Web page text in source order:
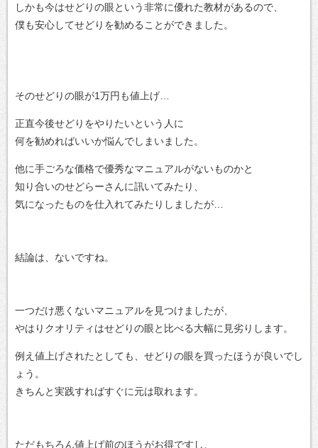
しかも今はせどりの眼という非常に優れた教材があるので、
僕も安心してせどりを勧めることができました。
そのせどりの眼が1万円も値上げ…
正直今後せどりをやりたいという人に
何を勧めればいいか悩んでしまいました。
他に手ごろな価格で優秀なマニュアルがないものかと
知り合いのせどらーさんに訊いてみたり、
気になったものを仕入れてみたりしましたが…
結論は、ないですね。
一つだけ悪くないマニュアルを見つけましたが、
やはりクオリティはせどりの眼と比べる大幅に見劣りします。
例え値上げされたとしても、せどりの眼を買ったほうが良いでし
ょう。
きちんと実践すればすぐに元は取れます。
ただもちろん値上げ前のほうがお得ですし、